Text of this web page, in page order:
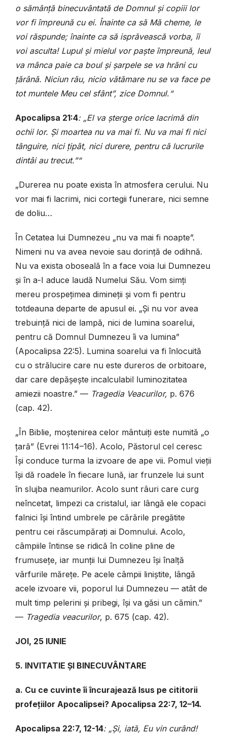
o sămânță binecuvântată de Domnul și copiii lor
vor fi împreună cu ei. Înainte ca să Mă cheme, le
voi răspunde; înainte ca să isprăvească vorba, îi
voi asculta! Lupul și mielul vor paște împreună, leul
va mânca paie ca boul și șarpele se va hrăni cu
țărână. Niciun rău, nicio vătămare nu se va face pe
tot muntele Meu cel sfânt”, zice Domnul.“
Apocalipsa 21:4: „El va șterge orice lacrimă din
ochii lor. Și moartea nu va mai fi. Nu va mai fi nici
tânguire, nici țipăt, nici durere, pentru că lucrurile
dintâi au trecut.”“
„Durerea nu poate exista în atmosfera cerului. Nu
vor mai fi lacrimi, nici cortegii funerare, nici semne
de doliu…
În Cetatea lui Dumnezeu „nu va mai fi noapte”.
Nimeni nu va avea nevoie sau dorință de odihnă.
Nu va exista oboseală în a face voia lui Dumnezeu
și în a-I aduce laudă Numelui Său. Vom simți
mereu prospețimea dimineții și vom fi pentru
totdeauna departe de apusul ei. „Și nu vor avea
trebuință nici de lampă, nici de lumina soarelui,
pentru că Domnul Dumnezeu îi va lumina”
(Apocalipsa 22:5). Lumina soarelui va fi înlocuită
cu o strălucire care nu este dureros de orbitoare,
dar care depășește incalculabil luminozitatea
amiezii noastre.” — Tragedia Veacurilor, p. 676
(cap. 42).
„În Biblie, moștenirea celor mântuiți este numită „o
țară” (Evrei 11:14–16). Acolo, Păstorul cel ceresc
Își conduce turma la izvoare de ape vii. Pomul vieții
își dă roadele în fiecare lună, iar frunzele lui sunt
în slujba neamurilor. Acolo sunt râuri care curg
neîncetat, limpezi ca cristalul, iar lângă ele copaci
falnici își întind umbrele pe cărările pregătite
pentru cei răscumpărați ai Domnului. Acolo,
câmpiile întinse se ridică în coline pline de
frumusețe, iar munții lui Dumnezeu își înalță
vârfurile mărețe. Pe acele câmpii liniștite, lângă
acele izvoare vii, poporul lui Dumnezeu — atât de
mult timp pelerini și pribegi, își va găsi un cămin.”
— Tragedia veacurilor, p. 675 (cap. 42).
JOI, 25 IUNIE
5. INVITATIE ȘI BINECUVÂNTARE
a. Cu ce cuvinte îi încurajează Isus pe cititorii
profețiilor Apocalipsei? Apocalipsa 22:7, 12–14.
Apocalipsa 22:7, 12-14: „Și, iată, Eu vin curând!